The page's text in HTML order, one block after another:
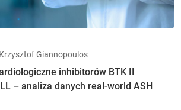
Giannopoulos
inhibitorów BTK II
– analiza danych real-world ASH